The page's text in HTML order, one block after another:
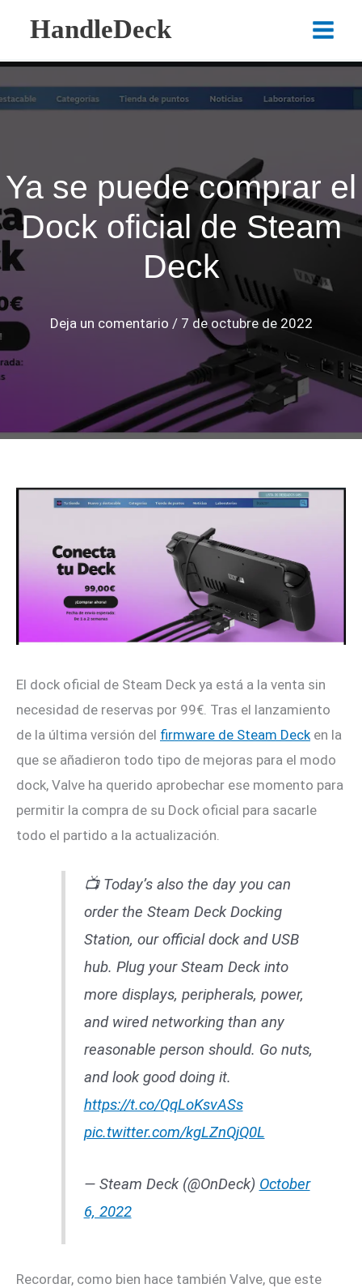
contenido
HandleDeck
Main
Menu
Ya se puede comprar el
Dock oficial de Steam
Deck
Deja un comentario / 7 de octubre de 2022
El dock oficial de Steam Deck ya está a la venta sin
necesidad de reservas por 99€. Tras el lanzamiento
de la última versión del firmware de Steam Decken la
que se añadieron todo tipo de mejoras para el modo
dock, Valve ha querido aprobechar ese momento para
permitir la compra de su Dock oficial para sacarle
todo el partido a la actualización.
📺 Today’s also the day you can
order the Steam Deck Docking
Station, our official dock and USB
hub. Plug your Steam Deck into
more displays, peripherals, power,
and wired networking than any
reasonable person should. Go nuts,
and look good doing it.
https://t.co/QqLoKsvASs
pic.twitter.com/kgLZnQjQ0L
— Steam Deck (@OnDeck) October
6, 2022
Recordar, como bien hace también Valve, que este